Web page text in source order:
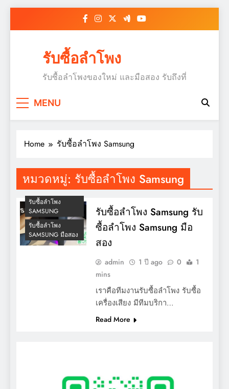
รับซื้อลำโพง
รับซื้อลำโพงของใหม่ และมือสอง รับถึงที่
MENU
Home รับซื้อลำโพง Samsung
หมวดหมู่: รับซื้อลำโพง Samsung
รับซื้อลำโพง
SAMSUNG
รับซื้อลำโพง
SAMSUNG มือสอง
รับซื้อลำโพง Samsung รับ
ซื้อลำโพง Samsung มือ
สอง
admin 1 ปี ago 0
1
mins
เราคือทีมงานรับซื้อลำโพง รับซื้อ
เครื่องเสียง มีทีมบริกา…
Read More